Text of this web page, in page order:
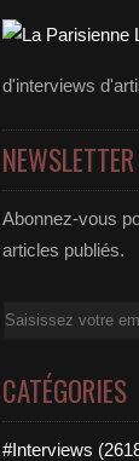
d'interviews
NEWSLETTER
Abonnez-vous
articles publiés.
Email
CATÉGORIES
#Interviews